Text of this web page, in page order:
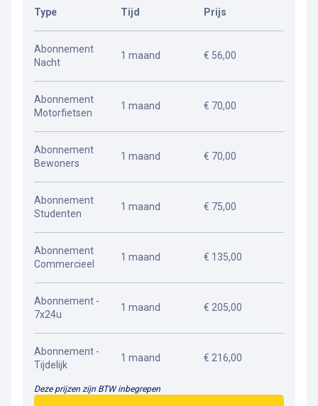
Type Tijd Prijs
Abonnement
Nacht
1 maand € 56,00
Abonnement
Motorfietsen
1 maand € 70,00
Abonnement
Bewoners
1 maand € 70,00
Abonnement
Studenten
1 maand € 75,00
Abonnement
Commercieel
1 maand € 135,00
Abonnement -
7x24u
1 maand € 205,00
Abonnement -
Tijdelijk
1 maand € 216,00
Deze prijzen zijn BTW inbegrepen